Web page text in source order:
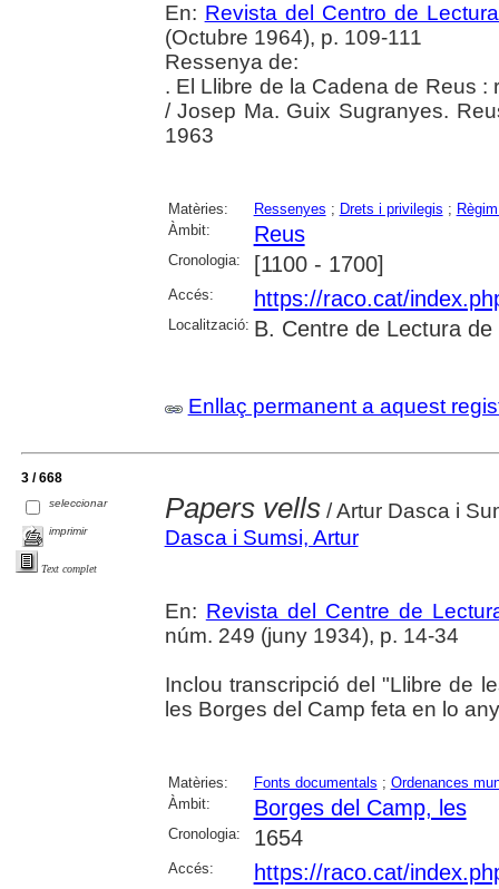
En: Revista del Centro de
(Octubre 1964), p. 109-111
Ressenya de:
. El Llibre de la Cadena de Reus
/ Josep Ma. Guix Sugranyes.
1963
Matèries: Ressenyes ; Drets i privilegis ;
Àmbit:
Reus
Cronologia: [1100 - 1700]
Accés: https://raco.cat/
Localització: B. Centre de Lectura de
Enllaç permanent a aquest
3 / 668
seleccionar
imprimir
Text complet
Papers vells/ Artur Dasca i
Dasca i Sumsi, Artur
En: Revista del Centre de
núm. 249 (juny 1934), p. 14-34
Inclou transcripció del "Llibre de
les Borges del Camp feta en lo
Matèries: Fonts documentals ; Ordenances
Àmbit:
Borges del Camp, les
Cronologia: 1654
Accés: https://raco.cat/